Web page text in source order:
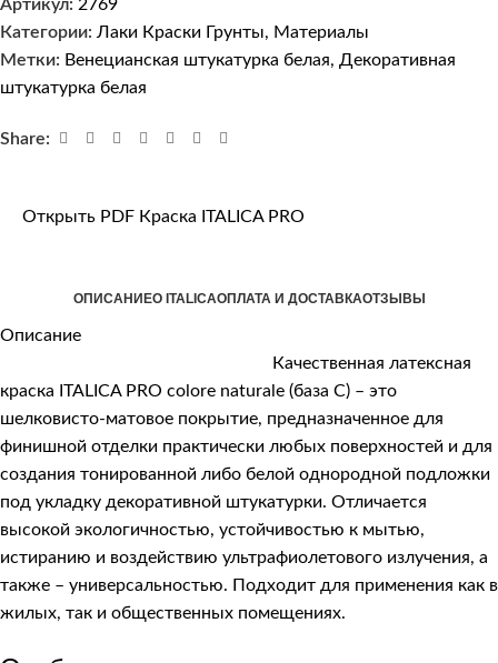
Артикул: 2769
Категории: Лаки Краски Грунты, Материалы
Метки: Венецианская штукатурка белая, Декоративная
штукатурка белая
Share:
Открыть PDF Краска ITALICA PRO
ОПИСАНИЕО ITALICAОПЛАТА И ДОСТАВКАОТЗЫВЫ
Описание
Качественная латексная
краска ITALICA PRO colore naturale (база С) – это
шелковисто-матовое покрытие, предназначенное для
финишной отделки практически любых поверхностей и для
создания тонированной либо белой однородной подложки
под укладку декоративной штукатурки. Отличается
высокой экологичностью, устойчивостью к мытью,
истиранию и воздействию ультрафиолетового излучения, а
также – универсальностью. Подходит для применения как в
жилых, так и общественных помещениях.